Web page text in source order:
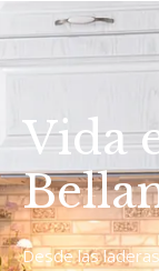
Vida
Desde las